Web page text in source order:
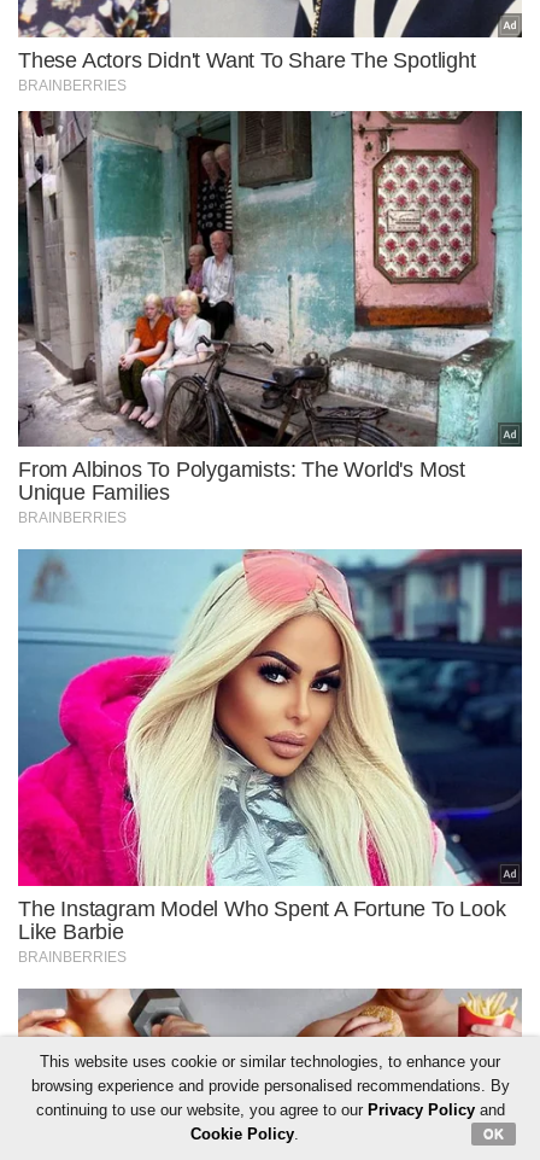
This website uses cookie or similar technologies, to enhance your
browsing experience and provide personalised recommendations. By
continuing to use our website, you agree to our Privacy Policyand
Cookie Policy. OK